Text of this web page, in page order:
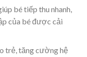
bé tiếp thu nhanh,
của bé được cải
trẻ, tăng cường hệ